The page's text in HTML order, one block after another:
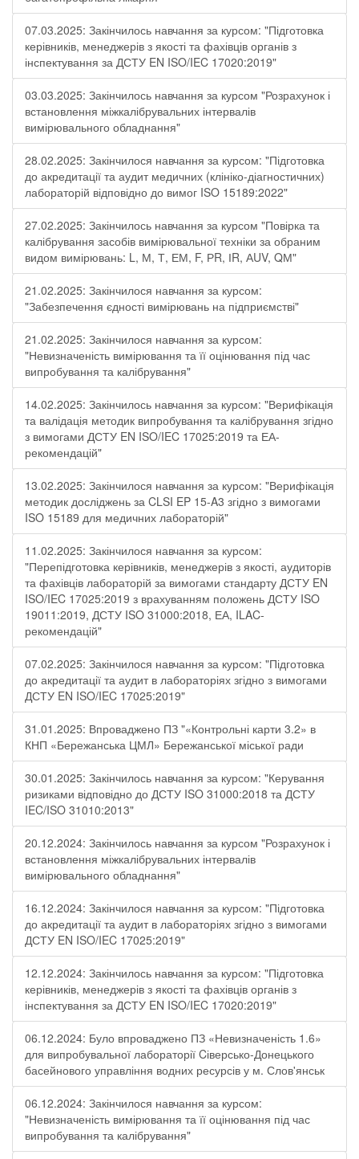
07.03.2025: Закінчилось навчання за курсом: "Підготовка
керівників, менеджерів з якості та фахівців органів з
інспектування за ДСТУ EN ISO/IEC 17020:2019"
03.03.2025: Закінчилось навчання за курсом "Розрахунок і
встановлення міжкалібрувальних інтервалів
вимірювального обладнання"
28.02.2025: Закінчилося навчання за курсом: "Підготовка
до акредитації та аудит медичних (клініко-діагностичних)
лабораторій відповідно до вимог ISO 15189:2022"
27.02.2025: Закінчилось навчання за курсом "Повірка та
калібрування засобів вимірювальної техніки за обраним
видом вимірювань: L, М, Т, ЕМ, F, РR, ІR, АUV, QМ"
21.02.2025: Закінчилося навчання за курсом:
"Забезпечення єдності вимірювань на підприємстві"
21.02.2025: Закінчилося навчання за курсом:
"Невизначеність вимірювання та її оцінювання під час
випробування та калібрування"
14.02.2025: Закінчилось навчання за курсом: "Верифікація
та валідація методик випробування та калібрування згідно
з вимогами ДСТУ EN ISO/IEC 17025:2019 та ЕА-
рекомендацій"
13.02.2025: Закінчилося навчання за курсом: "Верифікація
методик досліджень за CLSI EP 15-A3 згідно з вимогами
ISO 15189 для медичних лабораторій"
11.02.2025: Закінчилося навчання за курсом:
"Перепідготовка керівників, менеджерів з якості, аудиторів
та фахівців лабораторій за вимогами стандарту ДСТУ EN
ISO/IEC 17025:2019 з врахуванням положень ДСТУ ISO
19011:2019, ДСТУ ISO 31000:2018, ЕА, ILAC-
рекомендацій"
07.02.2025: Закінчилося навчання за курсом: "Підготовка
до акредитації та аудит в лабораторіях згідно з вимогами
ДСТУ EN ISO/IEC 17025:2019"
31.01.2025: Впроваджено ПЗ "«Контрольні карти 3.2» в
КНП «Бережанська ЦМЛ» Бережанської міської ради
30.01.2025: Закінчилось навчання за курсом: "Керування
ризиками відповідно до ДСТУ ISO 31000:2018 та ДСТУ
IEC/ISO 31010:2013"
20.12.2024: Закінчилось навчання за курсом "Розрахунок і
встановлення міжкалібрувальних інтервалів
вимірювального обладнання"
16.12.2024: Закінчилося навчання за курсом: "Підготовка
до акредитації та аудит в лабораторіях згідно з вимогами
ДСТУ EN ISO/IEC 17025:2019"
12.12.2024: Закінчилось навчання за курсом: "Підготовка
керівників, менеджерів з якості та фахівців органів з
інспектування за ДСТУ EN ISO/IEC 17020:2019"
06.12.2024: Було впроваджено ПЗ «Невизначеність 1.6»
для випробувальної лабораторії Cіверсько-Донецького
басейнового управління водних ресурсів у м. Слов'янськ
06.12.2024: Закінчилося навчання за курсом:
"Невизначеність вимірювання та її оцінювання під час
випробування та калібрування"